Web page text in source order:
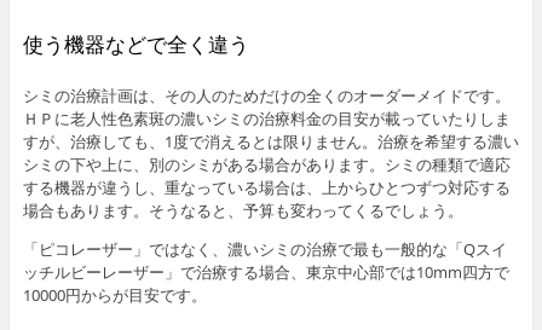
使う機器などで全く違う
シミの治療計画は、その人のためだけの全くのオーダーメイドです。
ＨＰに老人性色素斑の濃いシミの治療料金の目安が載っていたりしま
すが、治療しても、1度で消えるとは限りません。治療を希望する濃い
シミの下や上に、別のシミがある場合があります。シミの種類で適応
する機器が違うし、重なっている場合は、上からひとつずつ対応する
場合もあります。そうなると、予算も変わってくるでしょう。
「ピコレーザー」ではなく、濃いシミの治療で最も一般的な「Qスイ
ッチルビーレーザー」で治療する場合、東京中心部では10mm四方で
10000円からが目安です。